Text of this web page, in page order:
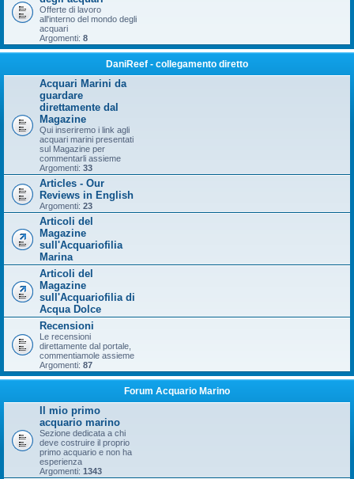
Offerte di lavoro
all'interno del mondo degli
acquari
Argomenti: 8
DaniReef - collegamento diretto
Acquari Marini da
guardare
direttamente dal
Magazine
Qui inseriremo i link agli
acquari marini presentati
sul Magazine per
commentarli assieme
Argomenti: 33
Articles - Our
Reviews in English
Argomenti: 23
Articoli del
Magazine
sull'Acquariofilia
Marina
Articoli del
Magazine
sull'Acquariofilia di
Acqua Dolce
Recensioni
Le recensioni
direttamente dal portale,
commentiamole assieme
Argomenti: 87
Forum Acquario Marino
Il mio primo
acquario marino
Sezione dedicata a chi
deve costruire il proprio
primo acquario e non ha
esperienza
Argomenti: 1343